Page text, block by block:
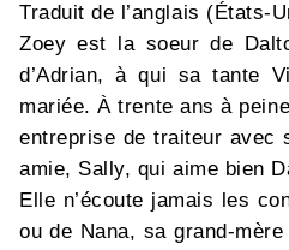
Traduit de l’anglais (États-
Zoey est la soeur de
d’Adrian, à qui sa tante
mariée. À trente ans à
entreprise de traiteur avec
amie, Sally, qui aime bien
Elle n’écoute jamais les
ou de Nana, sa grand-